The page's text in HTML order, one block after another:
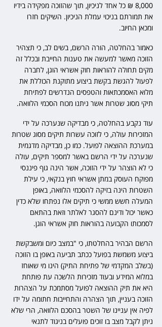
8,000 ₪ כל אחד לניכיון, תוך שהזוכה מפקידה בידיו
את תמורתם בניכוי עמלת הניכיון. השיקים חזרו
ומכאן החיוב.
כאמור בהחלטה, הורה הרשם, בשים לב, כי תצהיר
הזוכה מאשר למעשה את טענות החייבת ובכלל זה
מקים תחולה להוראות חוק אשראי הוגן, לחברה
לפעול להגשת בקשת ביצוע מתוקנת הכוללת את
מלוא האסמכתאות והטפסים הנדרשים לפתיחת
תיקי מסוג שטרות אשר ניתנו מכוח הסכמי הלוואה.
עוד נקבע בהחלטה, כי מבדיקה שנערכה על ידי
המזכירות עולה, כי לזוכה עשרות תיקים מסוג שטרות
במערכת ההוצאה לפועל. כמו כן, מבדיקה מדגמית
שנערכה על ידי הרשם באשר למספר תיקים, עולה
כי לא הוצהר על ידי הזוכה, אשר הינה גוף פיננסי
מפוקח העוסק במתן אשראי חוץ בנקאי, כי עילת
השטרות הינה בזיקה להסכמי הלוואה, באופן
המעלה חשש ממשי כי תיקים אלו נפתחו שלא כדין
כאשר יכול ודינם להסגר לאלתר וזאת בהתאם
לסמכותו הקבועה בהוראות חוק אשראי הוגן.
הרשם הבהיר בהחלטתו, כי "במצב כיום ומשבקשת
ביצוע משמשת בפועל ככתב תביעה באופן בו הזוכה
(בשלב המקדמי של פתיחת התיק) הינו מי שאוחז
במלוא המידע ובעוד מזכירות הלשכה עת פותחת
היא את תיק ההוצאה לפועל מסתמכת על הצהרות
הזוכה בעניין, תוך הצהרה והתחייבות חתומה על ידו
לפיה אין עניינו של השטר בהסכם הלוואה, הרי שלא
ניתן לקבל מצב בו זוכים פועלים בניגוד לתנאי